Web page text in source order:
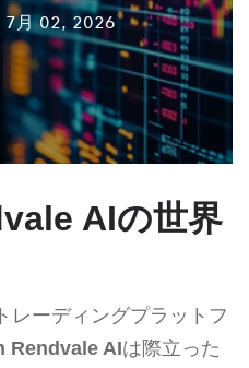
7月 02, 2026
AIの世界
レーディングプラットフ
Rendvale AIは際立った